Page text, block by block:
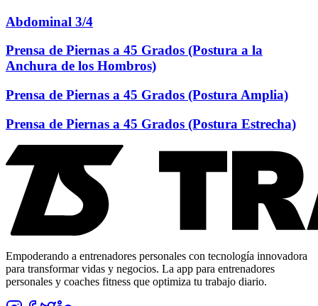
Abdominal 3/4
Prensa de Piernas a 45 Grados (Postura a la
Anchura de los Hombros)
Prensa de Piernas a 45 Grados (Postura Amplia)
Prensa de Piernas a 45 Grados (Postura Estrecha)
Empoderando a entrenadores personales con tecnología innovadora
para transformar vidas y negocios. La app para entrenadores
personales y coaches fitness que optimiza tu trabajo diario.